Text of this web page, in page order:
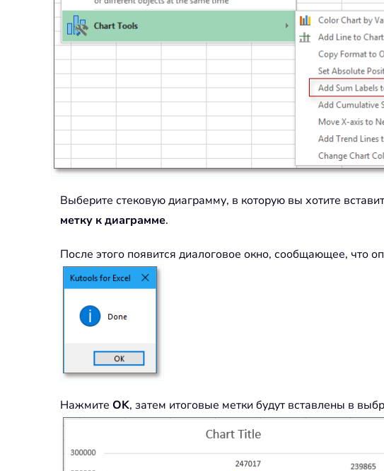
Выберите стековую диаграмму, в которую вы хотите
метку к диаграмме.
После этого появится диалоговое окно, сообщающее, что
Нажмите OK, затем итоговые метки будут вставлены в